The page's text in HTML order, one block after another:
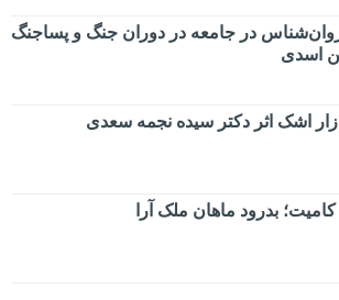
در جامعه در دوران جنگ و پساجنگ
اسدی
اشک اثر دکتر سیده نجمه سعدی
کامیت؛ بدرود ماهان ملک آرا